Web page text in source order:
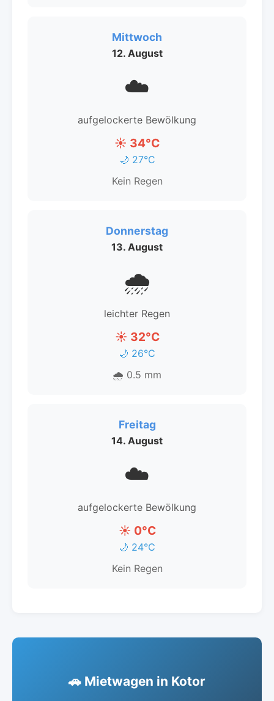
Mittwoch
12. August
☁️
aufgelockerte Bewölkung
☀️ 34°C
🌙 27°C
Kein Regen
Donnerstag
13. August
🌧️
leichter Regen
☀️ 32°C
🌙 26°C
🌧️ 0.5 mm
Freitag
14. August
☁️
aufgelockerte Bewölkung
☀️ 0°C
🌙 24°C
Kein Regen
🚗 Mietwagen in Kotor